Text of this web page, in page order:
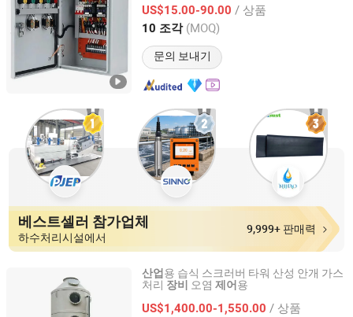
US$15.00-90.00 / 상품
10 조각 (MOQ)
문의 보내기
Guangdong, China 이후 2026
베스트셀러 참가업체
하수처리시설에서
9,999+ 판매력
산업 용 습식 스크러버 타워 산성 안개 가스
처리 장비 오염 제어 용
US$1,400.00-1,550.00 / 상품
Hebei Yiboyuan Environmental Protection Machinery
Manufacturing Co., Ltd.